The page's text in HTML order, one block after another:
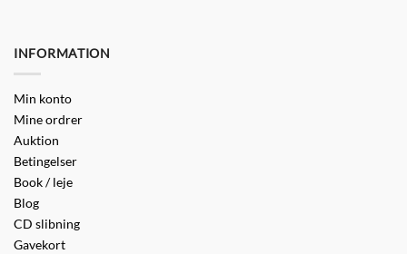
INFORMATION
Min konto
Mine ordrer
Auktion
Betingelser
Book / leje
Blog
CD slibning
Gavekort